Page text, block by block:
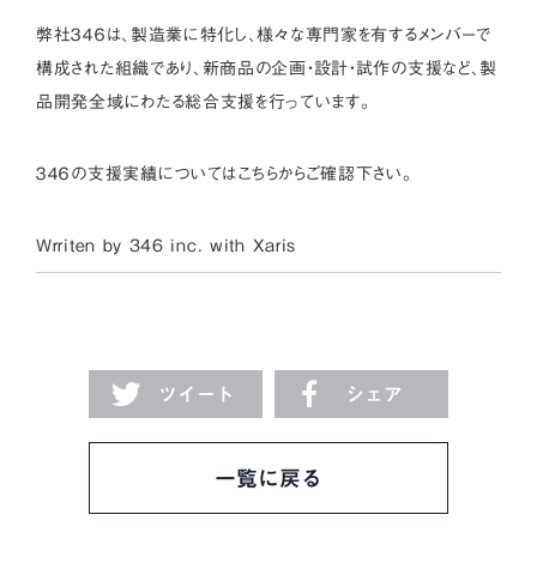
弊社３４６は、製造業に特化し、様々な専門家を有するメンバーで
構成された組織であり、新商品の企画・設計・試作の支援など、製
品開発全域にわたる総合支援を行っています。
３４６の支援実績についてはこちらからご確認下さい。
Wrriten by 346 inc. with Xaris
ツイート シェア
一覧に戻る